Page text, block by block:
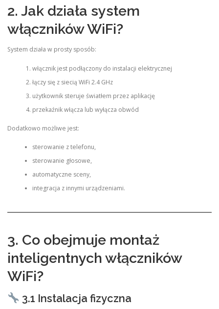
2. Jak działa system
włączników WiFi?
System działa w prosty sposób:
włącznik jest podłączony do instalacji elektrycznej
łączy się z siecią WiFi 2.4 GHz
użytkownik steruje światłem przez aplikację
przekaźnik włącza lub wyłącza obwód
Dodatkowo możliwe jest:
sterowanie z telefonu,
sterowanie głosowe,
automatyczne sceny,
integracja z innymi urządzeniami.
3. Co obejmuje montaż
inteligentnych włączników
WiFi?
3.1 Instalacja fizyczna